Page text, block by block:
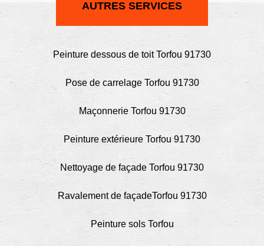
AUTRES SERVICES
Peinture dessous de toit Torfou 91730
Pose de carrelage Torfou 91730
Maçonnerie Torfou 91730
Peinture extérieure Torfou 91730
Nettoyage de façade Torfou 91730
Ravalement de façadeTorfou 91730
Peinture sols Torfou